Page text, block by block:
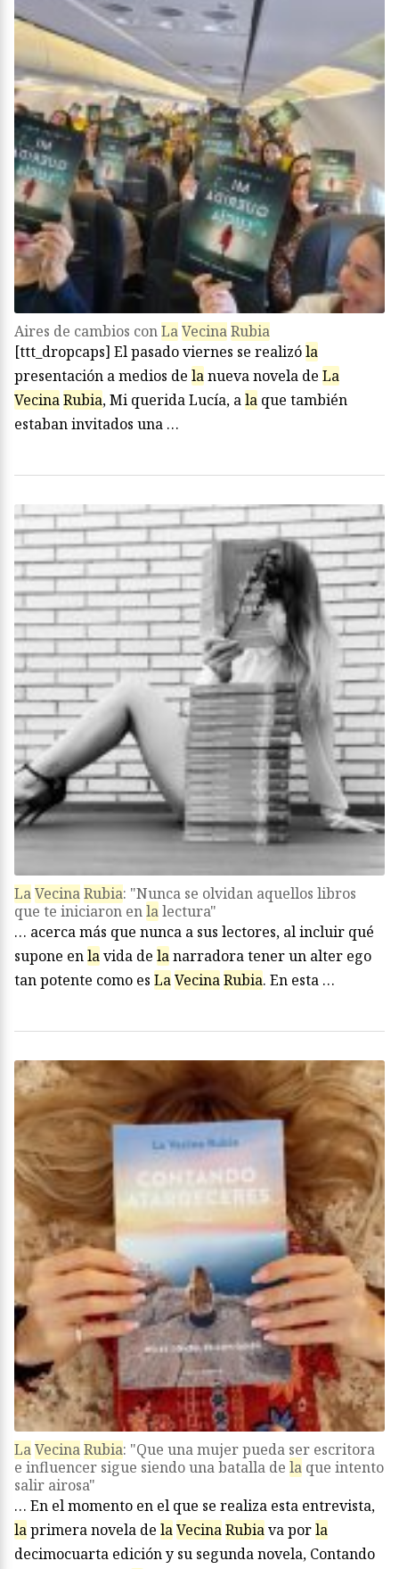
Aires de cambios conLaVecinaRubia
[ttt_dropcaps] El pasado viernes se realizóla
presentación a medios de lanueva novela de La
VecinaRubia, Mi querida Lucía, ala que también
estaban invitados una …
LaVecinaRubia: "Nunca se olvidan aquellos libros
que te iniciaron enlalectura"
… acerca más que nunca a sus lectores, al incluir qué
supone enlavida de lanarradora tener un alter ego
tan potente como es LaVecinaRubia. En esta …
LaVecinaRubia: "Que una mujer pueda ser escritora
e influencer sigue siendo una batalla de la que intento
salir airosa"
… En el momento en el que se realiza esta entrevista,
laprimera novela de laVecinaRubiava porla
decimocuarta edición y su segunda novela, Contando